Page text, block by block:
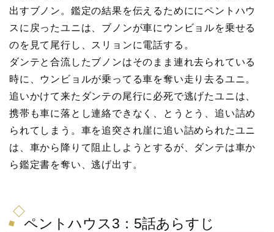
出すブノン。鑑定の結果を伝えるためににペントハウ
スに戻ったユニは、ブノンが車にウンビョルを乗せる
のを見て尾行し、スリョンに電話する。
ダンテと合流したブノンはそのまま連れ去られている
時に、ウンビョルが乗ってる車を奪い走り去るユニ。
追いかけて来たダンテの尾行に必死で逃げたユニは、
携帯も車に落とし連絡できなく、とうとう、追い詰め
られてしまう。車を追突され崖に追い詰められたユニ
は、車から降りて阻止しようとするが、ダンテは車か
ら鑑定書を奪い、逃げ出す。
ペントハウス3：5話あらすじ